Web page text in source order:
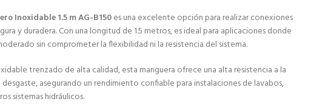
Inoxidable 1.5 m AG-B150es una excelente opción para realizar conexiones
y duradera. Con una longitud de 1.5 metros, es ideal para aplicaciones donde
sin comprometer la flexibilidad ni la resistencia del sistema.
trenzado de alta calidad, esta manguera ofrece una alta resistencia a la
asegurando un rendimiento confiable para instalaciones de lavabos,
sistemas hidráulicos.